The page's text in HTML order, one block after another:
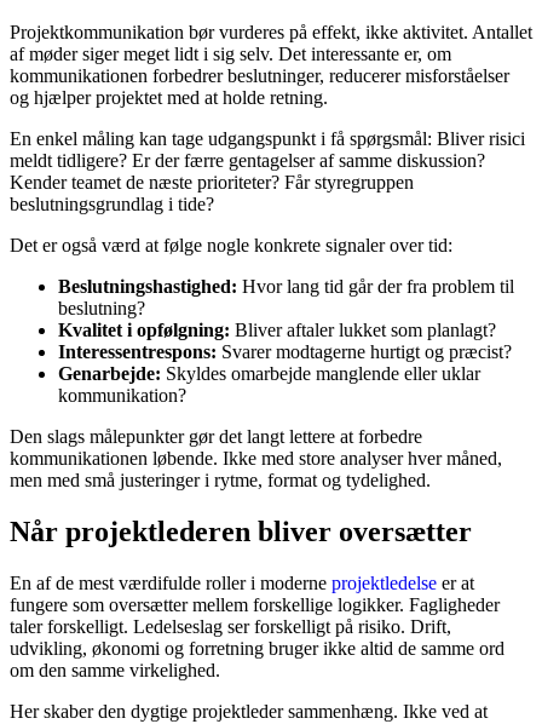
Projektkommunikation bør vurderes på effekt, ikke aktivitet. Antallet
af møder siger meget lidt i sig selv. Det interessante er, om
kommunikationen forbedrer beslutninger, reducerer misforståelser
og hjælper projektet med at holde retning.
En enkel måling kan tage udgangspunkt i få spørgsmål: Bliver risici
meldt tidligere? Er der færre gentagelser af samme diskussion?
Kender teamet de næste prioriteter? Får styregruppen
beslutningsgrundlag i tide?
Det er også værd at følge nogle konkrete signaler over tid:
Beslutningshastighed: Hvor lang tid går der fra problem til
beslutning?
Kvalitet i opfølgning: Bliver aftaler lukket som planlagt?
Interessentrespons: Svarer modtagerne hurtigt og præcist?
Genarbejde: Skyldes omarbejde manglende eller uklar
kommunikation?
Den slags målepunkter gør det langt lettere at forbedre
kommunikationen løbende. Ikke med store analyser hver måned,
men med små justeringer i rytme, format og tydelighed.
Når projektlederen bliver oversætter
En af de mest værdifulde roller i moderne projektledelse er at
fungere som oversætter mellem forskellige logikker. Fagligheder
taler forskelligt. Ledelseslag ser forskelligt på risiko. Drift,
udvikling, økonomi og forretning bruger ikke altid de samme ord
om den samme virkelighed.
Her skaber den dygtige projektleder sammenhæng. Ikke ved at